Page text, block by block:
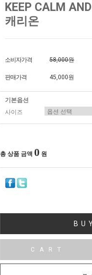
KEEP CALM
캐리온
소비자가격 58,000원
판매가격 45,000원
기본옵션
사이즈
총 상품 금액 0 원
CART